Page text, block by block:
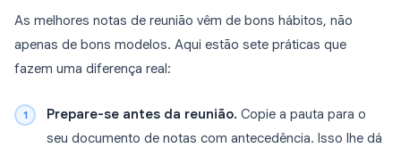
As melhores notas de reunião vêm de bons hábitos, não
apenas de bons modelos. Aqui estão sete práticas que
fazem uma diferença real:
Prepare-se antes da reunião. Copie a pauta para o
seu documento de notas com antecedência. Isso lhe dá